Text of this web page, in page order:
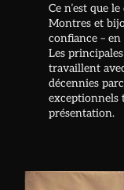
Ce n’est que
Montres et
confiance –
Les
travaillent
décennies
exceptionnels
présentation.